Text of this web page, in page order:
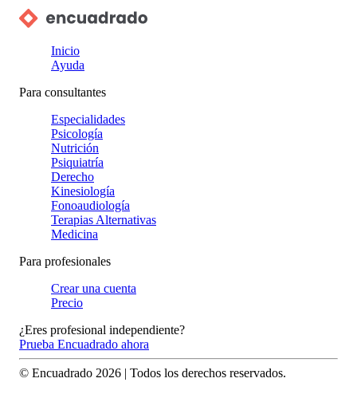
Inicio
Ayuda
Para consultantes
Especialidades
Psicología
Nutrición
Psiquiatría
Derecho
Kinesiología
Fonoaudiología
Terapias Alternativas
Medicina
Para profesionales
Crear una cuenta
Precio
¿Eres profesional independiente?
Prueba Encuadrado ahora
© Encuadrado 2026 | Todos los derechos reservados.